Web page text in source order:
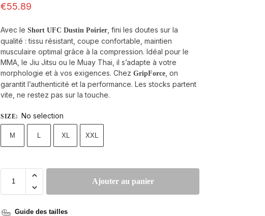
€55.89
Avec leShort UFC Dustin Poirier , fini les doutes sur la
qualité : tissu résistant, coupe confortable, maintien
musculaire optimal grâce à la compression. Idéal pour le
MMA, le Jiu Jitsu ou le Muay Thai, il s’adapte à votre
morphologie et à vos exigences. ChezGripForce , on
garantit l’authenticité et la performance. Les stocks partent
vite, ne restez pas sur la touche.
SIZE: No selection
M L XL XXL
Ajouter au panier
Guide des tailles